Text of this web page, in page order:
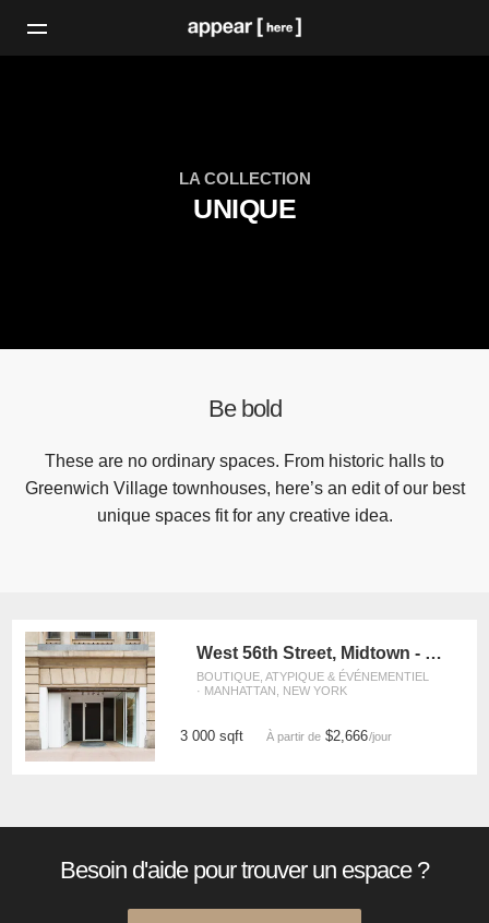
LA COLLECTION
UNIQUE
Be bold
These are no ordinary spaces. From historic halls to
Greenwich Village townhouses, here’s an edit of our best
unique spaces fit for any creative idea.
West 56th Street, Midtown - The Flagship Showroom
BOUTIQUE, ATYPIQUE & ÉVÉNEMENTIEL
· MANHATTAN, NEW YORK
3 000 sqft À partir de$2,666/jour
Besoin d'aide pour trouver un espace ?